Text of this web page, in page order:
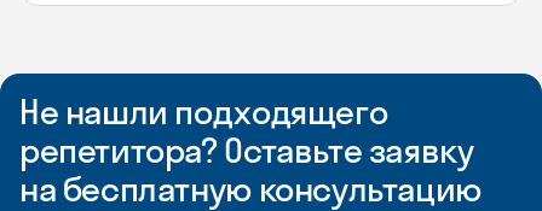
Не нашли подходящего
репетитора? Оставьте заявку
на бесплатную консультацию